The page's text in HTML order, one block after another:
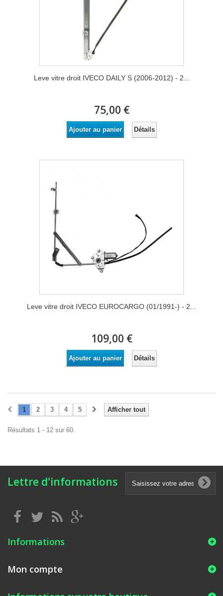
Leve vitre droit IVECO DAILY S (2006-2012) - 2...
75,00 €
Ajouter au panier Détails
Leve vitre droit IVECO EUROCARGO (01/1991-) - 2...
109,00 €
Ajouter au panier Détails
Afficher tout
1 2 3 4 5
Résultats 1 - 12 sur 60.
Lettre d'informations
Informations
Mon compte